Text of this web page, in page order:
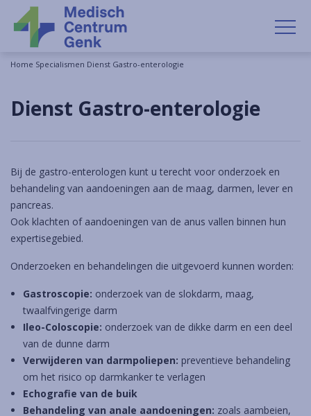
Home Specialismen Dienst Gastro-enterologie
Dienst Gastro-enterologie
Bij de gastro-enterologen kunt u terecht voor onderzoek en
behandeling van aandoeningen aan de maag, darmen, lever en
pancreas.
Ook klachten of aandoeningen van de anus vallen binnen hun
expertisegebied.
Onderzoeken en behandelingen die uitgevoerd kunnen worden:
Gastroscopie: onderzoek van de slokdarm, maag,
twaalfvingerige darm
Ileo-Coloscopie: onderzoek van de dikke darm en een deel
van de dunne darm
Verwijderen van darmpoliepen: preventieve behandeling
om het risico op darmkanker te verlagen
Echografie van de buik
Behandeling van anale aandoeningen: zoals aambeien,